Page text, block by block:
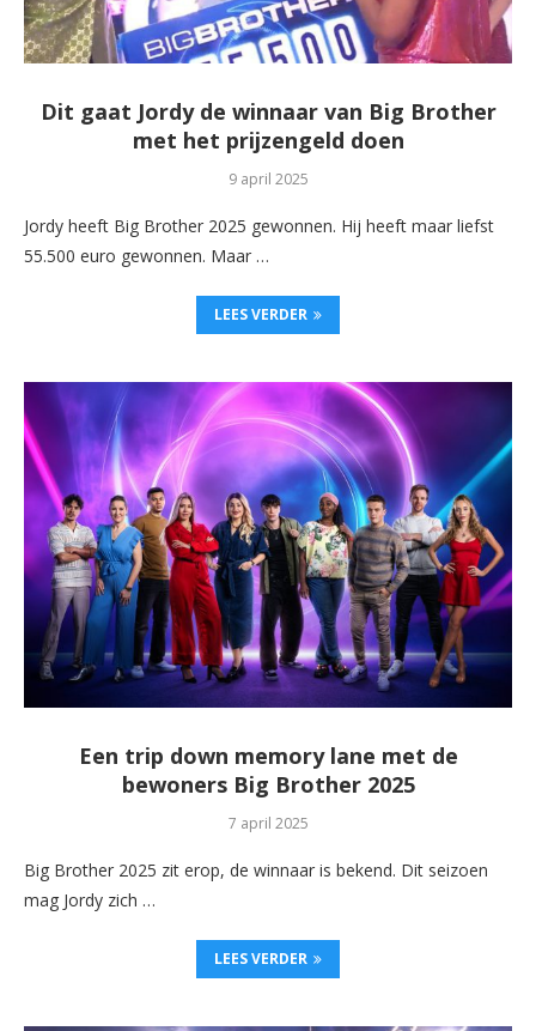
Dit gaat Jordy de winnaar van Big Brother
met het prijzengeld doen
9 april 2025
Jordy heeft Big Brother 2025 gewonnen. Hij heeft maar liefst
55.500 euro gewonnen. Maar …
LEES VERDER
Een trip down memory lane met de
bewoners Big Brother 2025
7 april 2025
Big Brother 2025 zit erop, de winnaar is bekend. Dit seizoen
mag Jordy zich …
LEES VERDER